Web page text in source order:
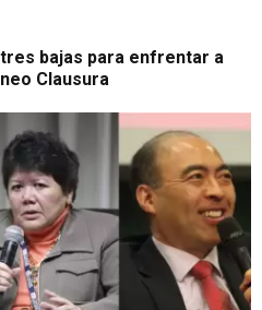
bajas para enfrentar a
Clausura